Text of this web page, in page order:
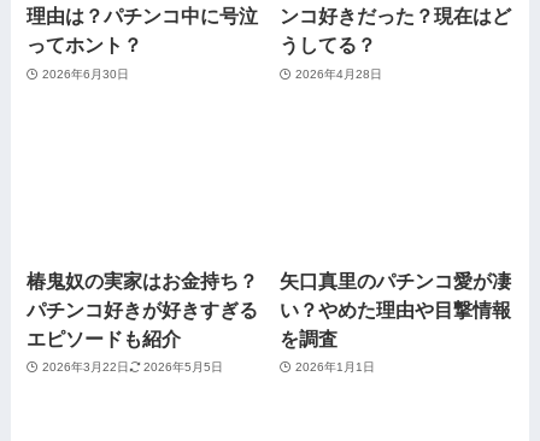
理由は？パチンコ中に号泣
ってホント？
2026年6月30日
ンコ好きだった？現在はど
うしてる？
2026年4月28日
椿鬼奴の実家はお金持ち？
パチンコ好きが好きすぎる
エピソードも紹介
2026年3月22日 2026年5月5日
矢口真里のパチンコ愛が凄
い？やめた理由や目撃情報
を調査
2026年1月1日